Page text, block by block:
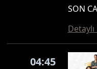
SON
04:45